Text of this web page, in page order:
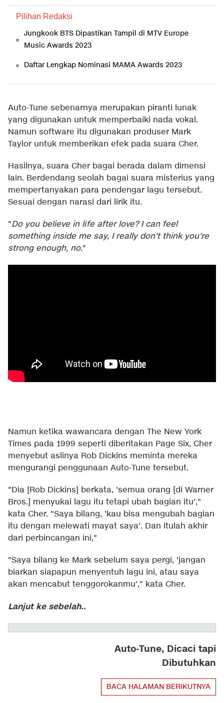
Pilihan Redaksi
Jungkook BTS Dipastikan Tampil di MTV Europe
Music Awards 2023
Daftar Lengkap Nominasi MAMA Awards 2023
Auto-Tune sebenarnya merupakan piranti lunak
yang digunakan untuk memperbaiki nada vokal.
Namun software itu digunakan produser Mark
Taylor untuk memberikan efek pada suara Cher.
Hasilnya, suara Cher bagai berada dalam dimensi
lain. Berdendang seolah bagai suara misterius yang
mempertanyakan para pendengar lagu tersebut.
Sesuai dengan narasi dari lirik itu.
"Do you believe in life after love? I can feel
something inside me say, I really don't think you're
strong enough, no."
Namun ketika wawancara dengan The New York
Times pada 1999 seperti diberitakan Page Six, Cher
menyebut aslinya Rob Dickins meminta mereka
mengurangi penggunaan Auto-Tune tersebut.
"Dia [Rob Dickins] berkata, 'semua orang [di Warner
Bros.] menyukai lagu itu tetapi ubah bagian itu',"
kata Cher. "Saya bilang, 'kau bisa mengubah bagian
itu dengan melewati mayat saya'. Dan itulah akhir
dari perbincangan ini,"
"Saya bilang ke Mark sebelum saya pergi, 'jangan
biarkan siapapun menyentuh lagu ini, atau saya
akan mencabut tenggorokanmu'," kata Cher.
Lanjut ke sebelah..
Auto-Tune, Dicaci tapi
Dibutuhkan
BACA HALAMAN BERIKUTNYA